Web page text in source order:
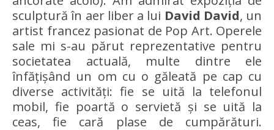
sculptură în aer liber a lui David David, un
artist francez pasionat de Pop Art. Operele
sale mi s-au părut reprezentative pentru
societatea actuală, multe dintre ele
înfățișând un om cu o găleată pe cap cu
diverse activități: fie se uită la telefonul
mobil, fie poartă o servietă și se uită la
ceas, fie cară plase de cumpărături.